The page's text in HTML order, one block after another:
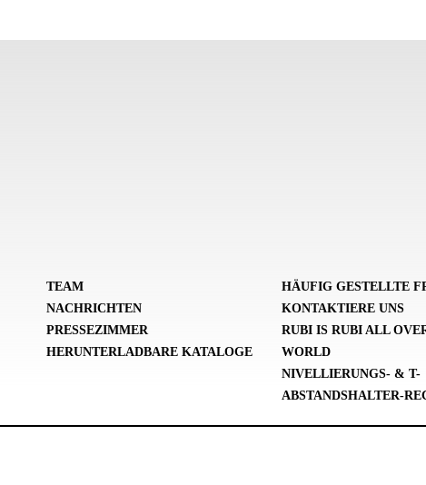
TEAM
NACHRICHTEN
PRESSEZIMMER
HERUNTERLADBARE KATALOGE
HÄUFIG GESTELLTE
KONTAKTIERE UNS
RUBI IS RUBI ALL
WORLD
NIVELLIERUNGS- & T-
ABSTANDSHALTER-